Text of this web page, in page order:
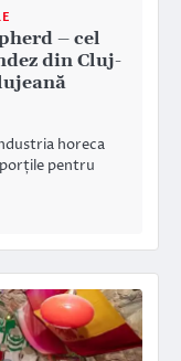
– cel
din Cluj-
horeca
porțile pentru